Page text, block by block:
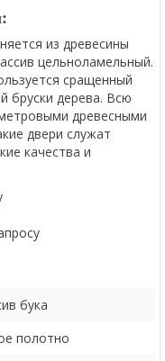
из древесины
цельноламельный.
сращенный
бруски дерева. Всю
древесными
двери служат
качества и
бука
полотно